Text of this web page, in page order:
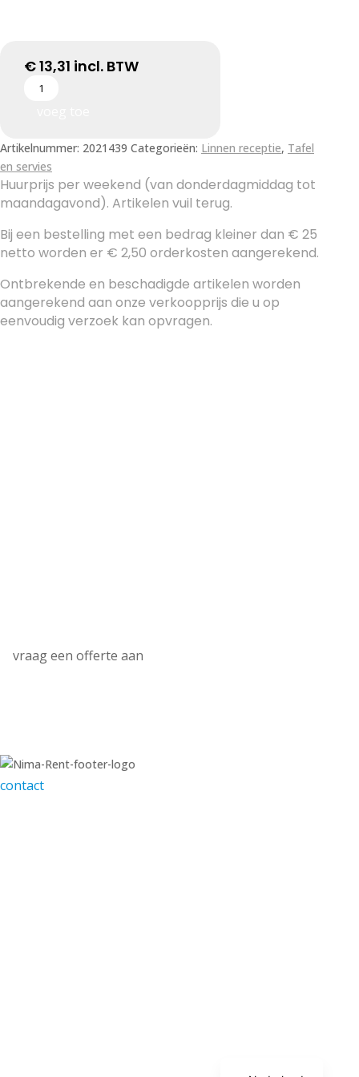
€13,31 incl. BTW
Artikelnummer: 2021439 Categorieën: Linnen receptie, Tafel
en servies
Huurprijs per weekend (van donderdagmiddag tot
maandagavond). Artikelen vuil terug.
Bij een bestelling met een bedrag kleiner dan € 25
netto worden er € 2,50 orderkosten aangerekend.
Ontbrekende en beschadigde artikelen worden
aangerekend aan onze verkoopprijs die u op
eenvoudig verzoek kan opvragen.
vraag een offerte aan
contact